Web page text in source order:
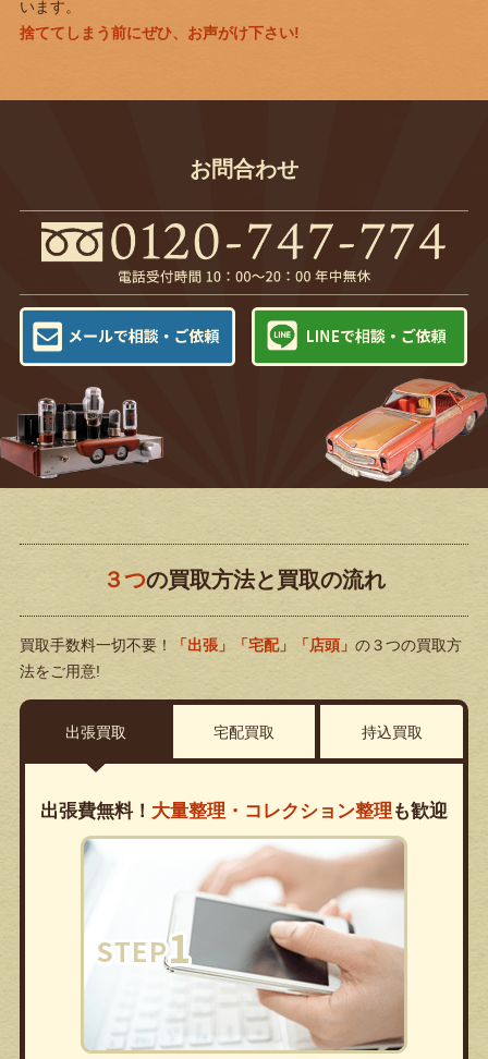
います。
捨ててしまう前にぜひ、お声がけ下さい!
お問合わせ
３つの買取方法と買取の流れ
買取手数料一切不要！ 「出張」「宅配」「店頭」 の３つの買取方
法をご用意!
出張買取 宅配買取 持込買取
出張費無料！ 大量整理・コレクション整理 も歓迎